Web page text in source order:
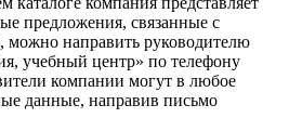
предложения, связанные с
можно направить руководителю
учебный центр» по телефону
компании могут в любое
данные, направив письмо